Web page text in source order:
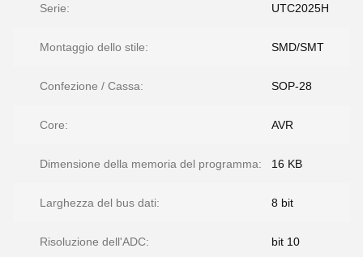
Serie: UTC2025H
Montaggio dello stile: SMD/SMT
Confezione / Cassa: SOP-28
Core: AVR
Dimensione della memoria del programma: 16 KB
Larghezza del bus dati: 8 bit
Risoluzione dell'ADC: bit 10